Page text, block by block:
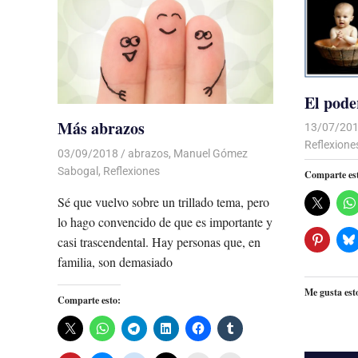
Más abrazos
03/09/2018 De todo un Poco
abrazos, Manuel Gómez
Sabogal , Reflexiones
Sé que vuelvo sobre un trillado tema, pero
lo hago convencido de que es importante y
casi trascendental. Hay personas que, en
familia, son demasiado
Comparte esto:
El
13/07/
Comparte
Me gusta